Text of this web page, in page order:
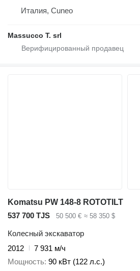
Италия, Cuneo
Massucco T. srl
Komatsu PW 148-8 ROTOTILT
537 700 TJS
50 500 € ≈ 58 350 $
Колесный экскаватор
2012
7 931 м/ч
Мощность 90 кВт (122 л.с.)